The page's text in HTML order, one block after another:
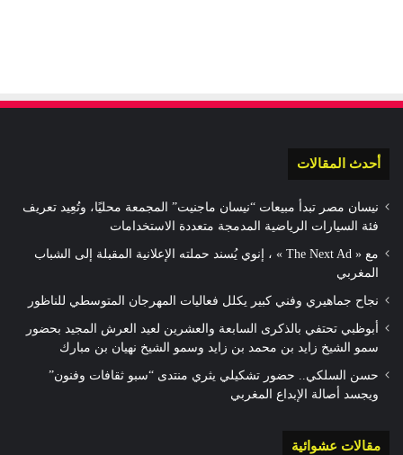
أحدث المقالات
نيسان مصر تبدأ مبيعات “نيسان ماجنيت” المجمعة محليًا، وتُعِيد تعريف
فئة السيارات الرياضية المدمجة متعددة الاستخدامات
مع « The Next Ad » ، إنوي يُسند حملته الإعلانية المقبلة إلى الشباب
المغربي
نجاح جماهيري وفني كبير يكلل فعاليات المهرجان المتوسطي للناظور
أبوظبي تحتفي بالذكرى السابعة والعشرين لعيد العرش المجيد بحضور
سمو الشيخ زايد بن محمد بن زايد وسمو الشيخ نهيان بن مبارك
حسن السلكي.. حضور تشكيلي يثري منتدى “سبو ثقافات وفنون”
ويجسد أصالة الإبداع المغربي
مقالات عشوائية